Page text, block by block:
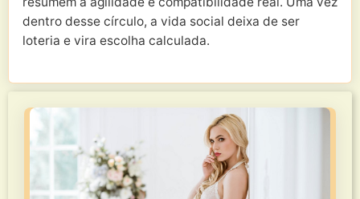
dentro desse círculo, a vida social deixa de ser
loteria e vira escolha calculada.